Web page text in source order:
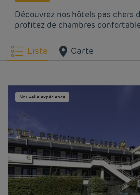
Découvrez nos hôtels pas chers
profitez de chambres
Liste Carte
Nouvelle expérience